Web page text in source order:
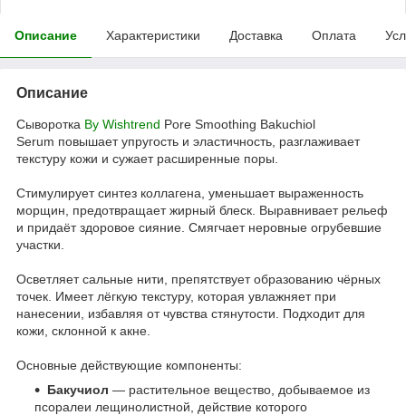
Описание Характеристики Доставка Оплата
Описание
Сыворотка By Wishtrend Pore Smoothing Bakuchiol
Serum повышает упругость и эластичность, разглаживает
текстуру кожи и сужает расширенные поры.
Стимулирует синтез коллагена, уменьшает выраженность
морщин, предотвращает жирный блеск. Выравнивает рельеф
и придаёт здоровое сияние. Смягчает неровные огрубевшие
участки.
Осветляет сальные нити, препятствует образованию чёрных
точек. Имеет лёгкую текстуру, которая увлажняет при
нанесении, избавляя от чувства стянутости. Подходит для
кожи, склонной к акне.
Основные действующие компоненты:
Бакучиол — растительное вещество, добываемое из
псоралеи лещинолистной, действие которого